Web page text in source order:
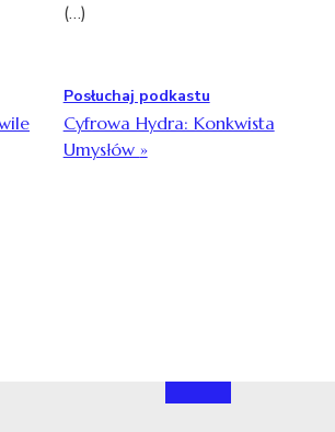
(…)
Posłuchaj podkastu
Cyfrowa Hydra: Konkwista
Umysłów »